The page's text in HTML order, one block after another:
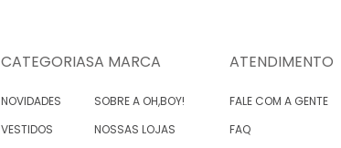
CATEGORIAS
NOVIDADES
VESTIDOS
A MARCA
SOBRE A OH,BOY!
NOSSAS LOJAS
ATENDIMENTO
FALE COM A GENTE
FAQ